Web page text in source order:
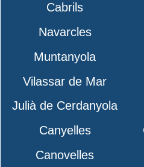
Cabrils
Navarcles
Muntanyola
Vilassar de Mar
Julià de Cerdanyola
Canyelles
Canovelles